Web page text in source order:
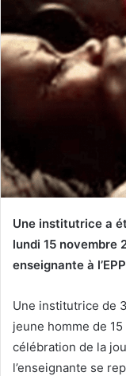
Une institutrice a
lundi 15 novembre
enseignante à
Une institutrice de
jeune homme de
célébration de la
l’enseignante se